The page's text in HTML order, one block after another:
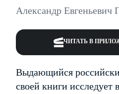
Александр Евгеньевич
ЧИТАТЬ В
Выдающийся
своей книги исследует